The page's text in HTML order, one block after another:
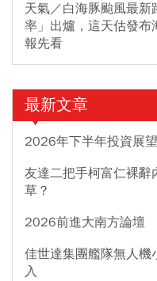
天氣／白海豚颱風最
率」出爐，這天估發布
報先看
最新文章
2026年下半年投資展
友達二把手柯富仁裸辭
草？
2026前進大南方論壇
佳世達集團艦隊無人機
入